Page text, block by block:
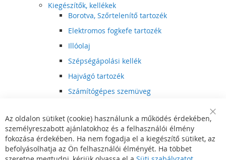
Kiegészítők, kellékek
Borotva, Szőrtelenítő tartozék
Elektromos fogkefe tartozék
Illóolaj
Szépségápolási kellék
Hajvágó tartozék
Számítógépes szemüveg
Hajvágó kiegészítő
Szórakoztató elektronika
Multimédia
DVD, BluRay lejátszó
Bar
Az oldalon sütiket (cookie) használunk a működés érdekében,
személyreszabott ajánlatokhoz és a felhasználói élmény
fokozása érdekében. Ha nem fogadja el a kiegészítő sütiket, az
befolyásolhatja az Ön felhasználói élményét. Ha többet